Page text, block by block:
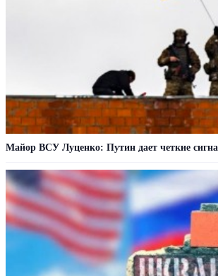
Майор ВСУ Луценко: Путин дает четкие